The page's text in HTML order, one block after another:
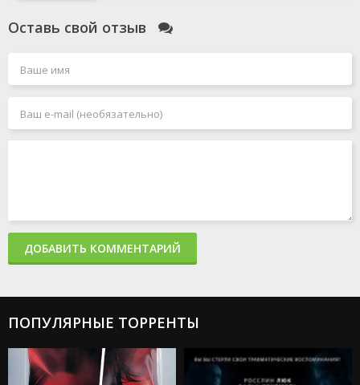
Оставь свой отзыв
ДОБАВИТЬ КОММЕНТАРИЙ
ПОПУЛЯРНЫЕ ТОРРЕНТЫ